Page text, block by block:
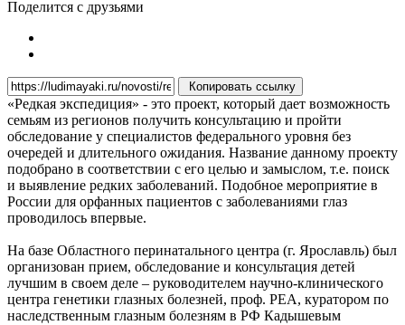
Поделится с друзьями
Копировать ссылку
«Редкая экспедиция» - это проект, который дает возможность
семьям из регионов получить консультацию и пройти
обследование у специалистов федерального уровня без
очередей и длительного ожидания. Название данному проекту
подобрано в соответствии с его целью и замыслом, т.е. поиск
и выявление редких заболеваний. Подобное мероприятие в
России для орфанных пациентов с заболеваниями глаз
проводилось впервые.
На базе Областного перинатального центра (г. Ярославль) был
организован прием, обследование и консультация детей
лучшим в своем деле – руководителем научно-клинического
центра генетики глазных болезней, проф. РЕА, куратором по
наследственным глазным болезням в РФ Кадышевым